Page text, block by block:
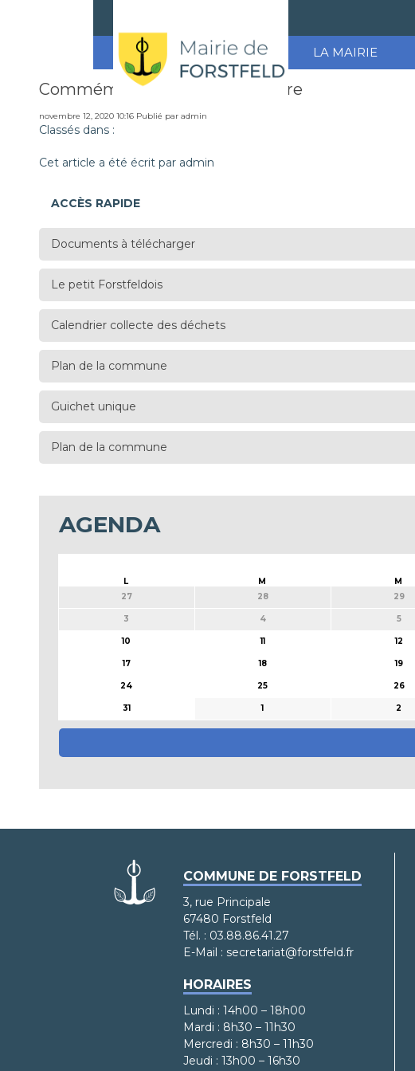
LA MAIRIE
Commémoration du 11 Novembre
novembre 12, 2020 10:16 Publié par admin
Classés dans :
Cet article a été écrit par admin
ACCÈS RAPIDE
Documents à télécharger
Le petit Forstfeldois
Calendrier collecte des déchets
Plan de la commune
Guichet unique
Plan de la commune
AGENDA
L
M M
27
28 29
3 4 5
10 11 12
17 18 19
24 25 26
31 1 2
COMMUNE DE FORSTFELD
3, rue Principale
67480 Forstfeld
Tél. : 03.88.86.41.27
E-Mail : secretariat@forstfeld.fr
HORAIRES
Lundi : 14h00 – 18h00
Mardi : 8h30 – 11h30
Mercredi : 8h30 – 11h30
Jeudi : 13h00 – 16h30